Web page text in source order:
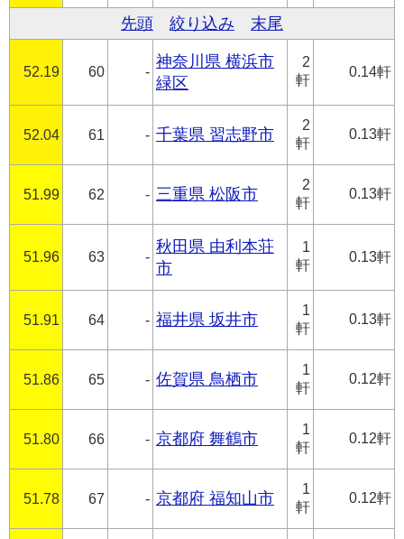
先頭 絞り込み 末尾
52.19 60 -
神奈川県 横浜市
緑区
2
軒
0.14軒
52.04 61 - 千葉県 習志野市
2
軒
0.13軒
51.99 62 - 三重県 松阪市
2
軒
0.13軒
51.96 63 -
秋田県 由利本荘
市
1
軒
0.13軒
51.91 64 - 福井県 坂井市
1
軒
0.13軒
51.86 65 - 佐賀県 鳥栖市
1
軒
0.12軒
51.80 66 - 京都府 舞鶴市
1
軒
0.12軒
51.78 67 - 京都府 福知山市
1
軒
0.12軒